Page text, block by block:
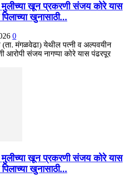
मुलीच्या खून प्रकरणी संजय कोरे यास
खुनासाठी...
0
(ता. मंगळवेढा) येथील पत्नी व अल्पवयीन
आरोपी संजय नागप्पा कोरे यास पंढरपूर
मुलीच्या खून प्रकरणी संजय कोरे यास
खुनासाठी...